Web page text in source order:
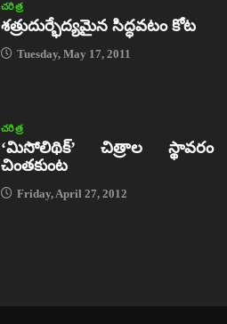
చరిత్ర
శత్రుదుర్భేద్యమైన సిద్ధవటం కోట
Tuesday, May 17, 2011
చరిత్ర
‘మిసోలిథిక్‌’ చిత్రాల స్థావరం
చింతకుంట
Friday, April 27, 2012